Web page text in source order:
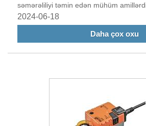
səmərəliliyi təmin edən mühüm
idarəetmə sisteminin əsas komponenti
ötürücüsü hava axınının
olunmasında mühüm rol oynayır.
2024-06-18
Daha çox oxu